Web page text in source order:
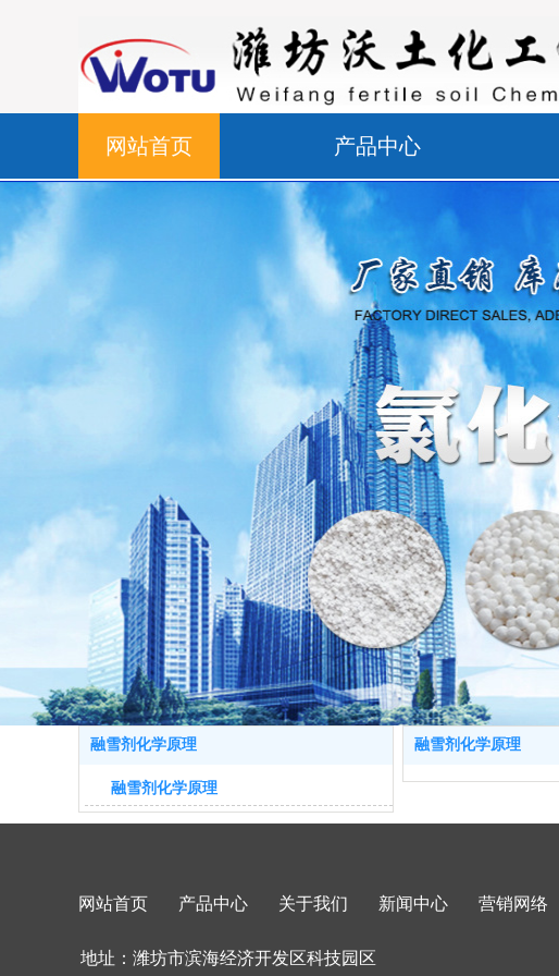
网站首页 产品中心
融雪剂化学原理
融雪剂化学原理
融雪剂化学原理
网站首页 产品中心 关于我们 新闻中心 营销网络
地址：潍坊市滨海经济开发区科技园区